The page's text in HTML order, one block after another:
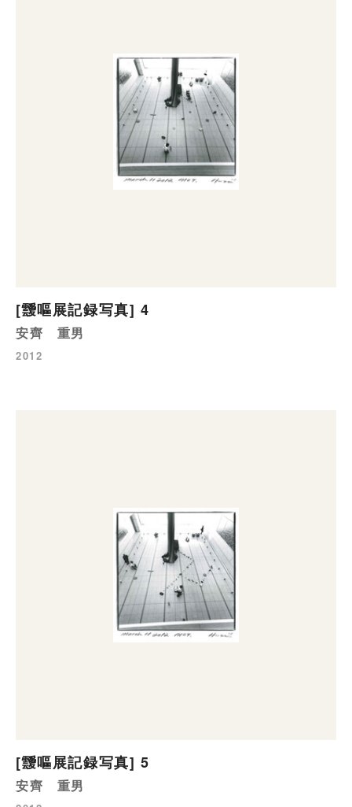
[靉嘔展記録写真] 4
安齊 重男
2012
[靉嘔展記録写真] 5
安齊 重男